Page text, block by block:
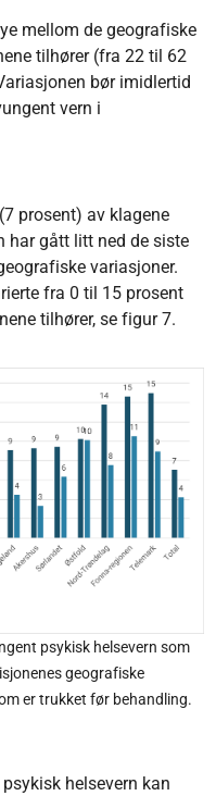
mellom de geografiske
tilhører (fra 22 til 62
bør imidlertid
vern i
prosent) av klagene
har gått litt ned de siste
variasjoner.
fra 0 til 15 prosent
tilhører, se figur 7.
psykisk helsevern som
geografiske
er trukket før behandling.
helsevern kan